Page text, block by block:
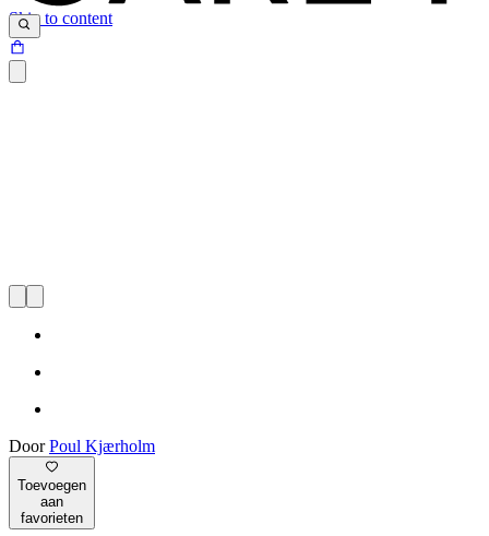
Skip to content
DoorPoul Kjærholm
Toevoegen
aan
favorieten